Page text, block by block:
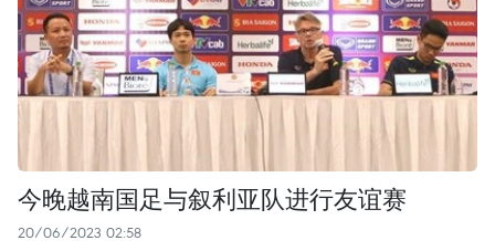
今晚越南国足与叙利亚队进行友谊赛
20/06/2023 02:58